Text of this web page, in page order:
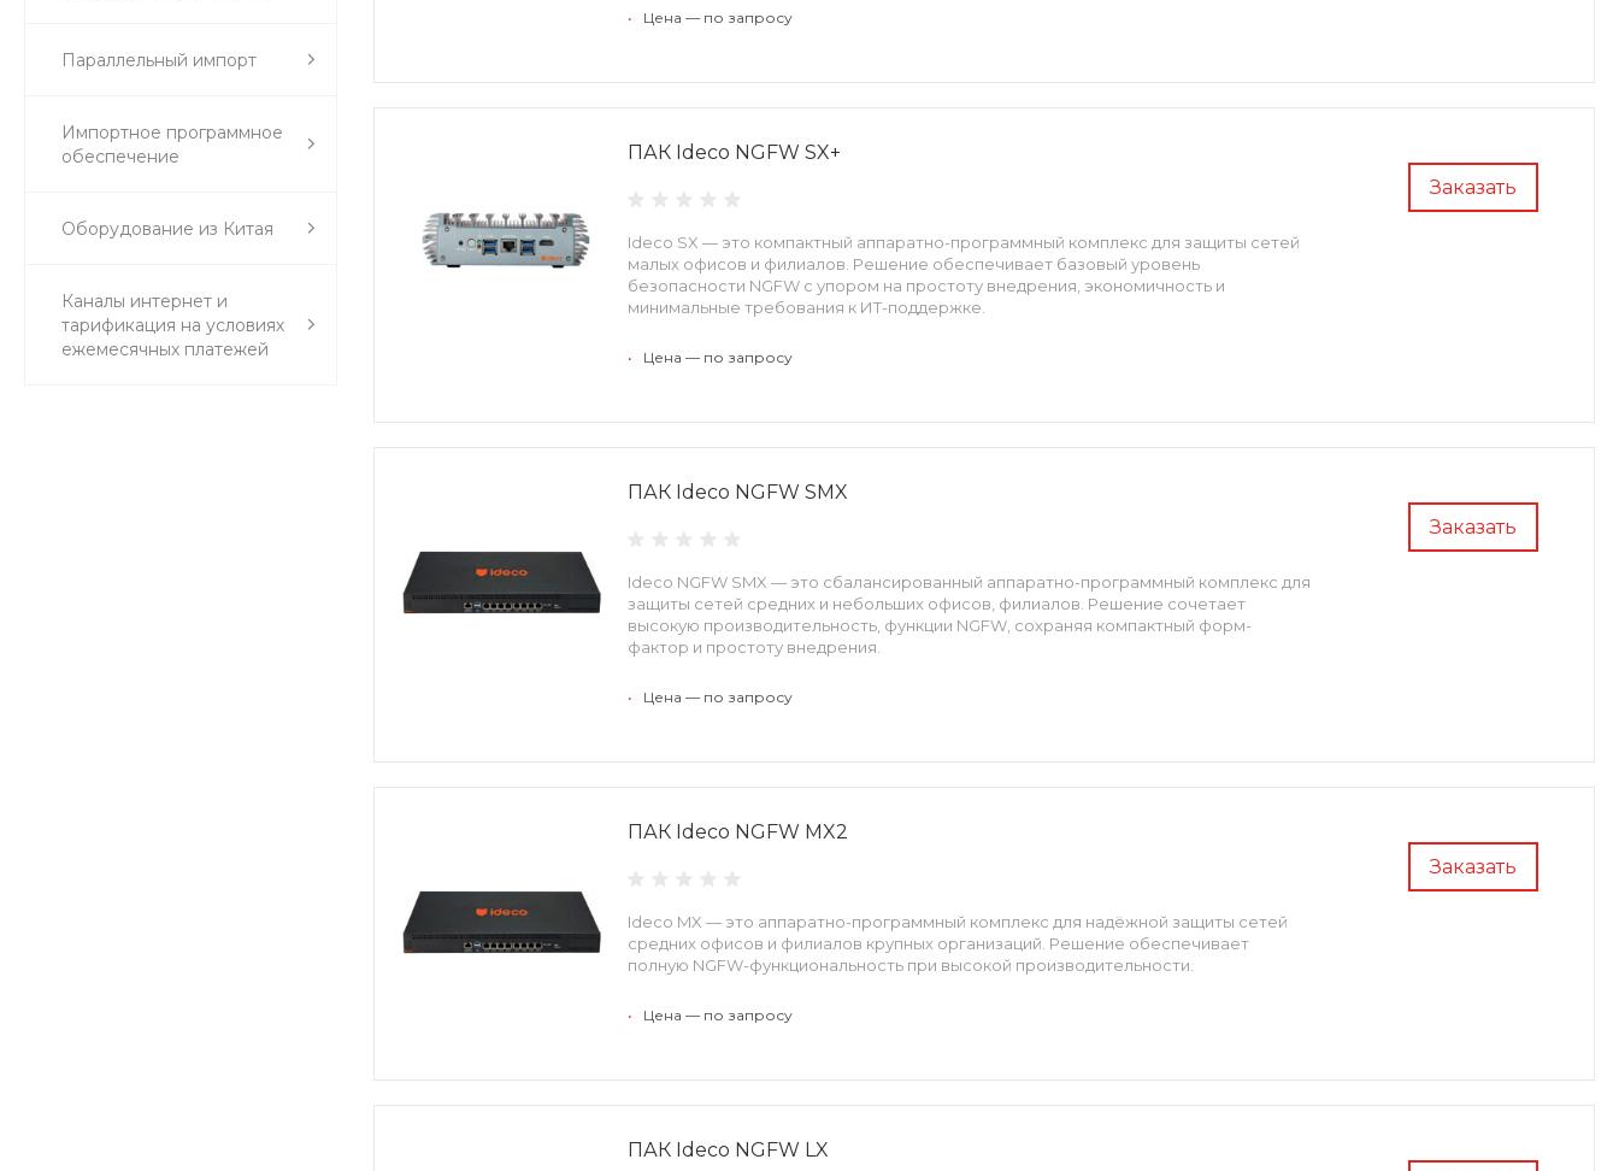
Параллельный импорт
Импортное программное
обеспечение
Оборудование из Китая
Каналы интернет и
тарификация на условиях
ежемесячных платежей
• Цена — по запросу
Заказать
ПАК Ideco NGFW SX+
Ideco SX — это компактный аппаратно-программный комплекс для защиты сетей
малых офисов и филиалов. Решение обеспечивает базовый уровень
безопасности NGFW с упором на простоту внедрения, экономичность и
минимальные требования к ИТ-поддержке.
• Цена — по запросу
Заказать
ПАК Ideco NGFW SMX
Ideco NGFW SMX — это сбалансированный аппаратно-программный комплекс для
защиты сетей средних и небольших офисов, филиалов. Решение сочетает
высокую производительность, функции NGFW, сохраняя компактный форм-
фактор и простоту внедрения.
• Цена — по запросу
Заказать
ПАК Ideco NGFW MX2
Ideco MX — это аппаратно-программный комплекс для надёжной защиты сетей
средних офисов и филиалов крупных организаций. Решение обеспечивает
полную NGFW-функциональность при высокой производительности.
• Цена — по запросу
ПАК Ideco NGFW LX